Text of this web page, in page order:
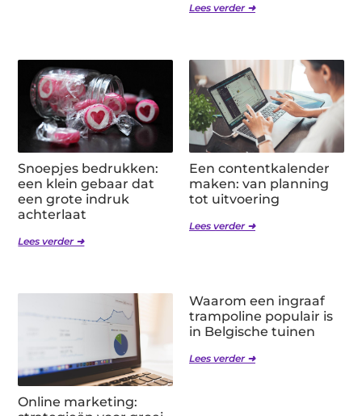
Lees verder ➜
Snoepjes bedrukken:
een klein gebaar dat
een grote indruk
achterlaat
Lees verder ➜
Een contentkalender
maken: van planning
tot uitvoering
Lees verder ➜
Online marketing:
Waarom een ingraaf
trampoline populair is
in Belgische tuinen
Lees verder ➜